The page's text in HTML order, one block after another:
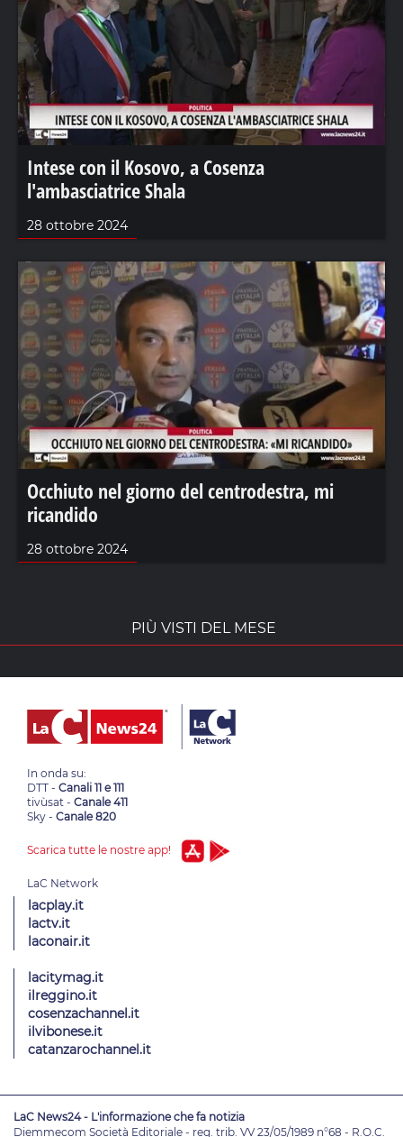
Intese con il Kosovo, a Cosenza
l'ambasciatrice Shala
28 ottobre 2024
Occhiuto nel giorno del centrodestra, mi
ricandido
28 ottobre 2024
PIÙ VISTI DEL MESE
In onda su:
DTT - Canali 11 e 111
tivùsat - Canale 411
Sky - Canale 820
Scarica tutte le nostre app!
lacplay.it
lactv.it
laconair.it
lacitymag.it
ilreggino.it
cosenzachannel.it
ilvibonese.it
catanzarochannel.it
LaC News24 - L'informazione che fa notizia
Diemmecom Società Editoriale - reg. trib. VV 23/05/1989 n°68 - R.O.C.